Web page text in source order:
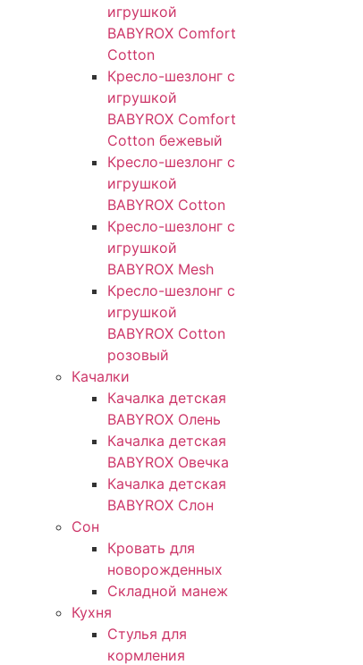
игрушкой
BABYROX Comfort
Cotton
Кресло-шезлонг с
игрушкой
BABYROX Comfort
Cotton бежевый
Кресло-шезлонг с
игрушкой
BABYROX Cotton
Кресло-шезлонг с
игрушкой
BABYROX Mesh
Кресло-шезлонг с
игрушкой
BABYROX Cotton
розовый
Качалки
Качалка детская
BABYROX Олень​
Качалка детская
BABYROX Овечка​
Качалка детская
BABYROX Слон​
Сон
Кровать для
новорожденных
Складной манеж
Кухня
Стулья для
кормления